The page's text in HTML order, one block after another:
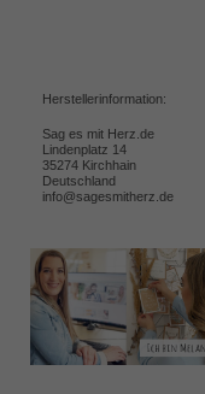
Herstellerinformation:
Sag es mit Herz.de
Lindenplatz 14
35274 Kirchhain
Deutschland
info@sagesmitherz.de